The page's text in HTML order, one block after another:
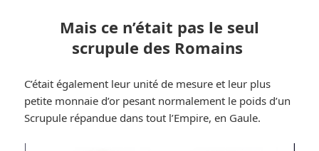
Mais ce n’était pas le seul
scrupule des Romains
C’était également leur unité de mesure et leur plus
petite monnaie d’or pesant normalement le poids d’un
Scrupule répandue dans tout l’Empire, en Gaule.